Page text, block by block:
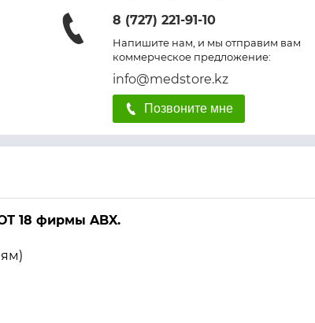
8 (727) 221-91-10
Напишите нам, и мы отправим вам
коммерческое предложение:
info@medstore.kz
Позвоните мне
18 фирмы ABX.